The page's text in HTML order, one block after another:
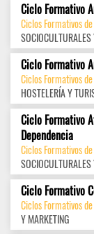
Ciclo Formativo
Ciclos Formativos
Ciclo Formativo
Ciclos Formativos
HOSTELERÍA Y
Ciclo Formativo
Dependencia
Ciclos Formativos
Ciclo Formativo
Ciclos Formativos
Y MARKETING